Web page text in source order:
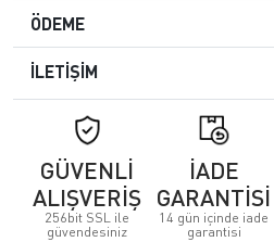
ÖDEME
İLETİŞİM
GÜVENLİ
ALIŞVERİŞ
256bit SSL ile
güvendesiniz
İADE
GARANTİSİ
14 gün içinde iade
garantisi